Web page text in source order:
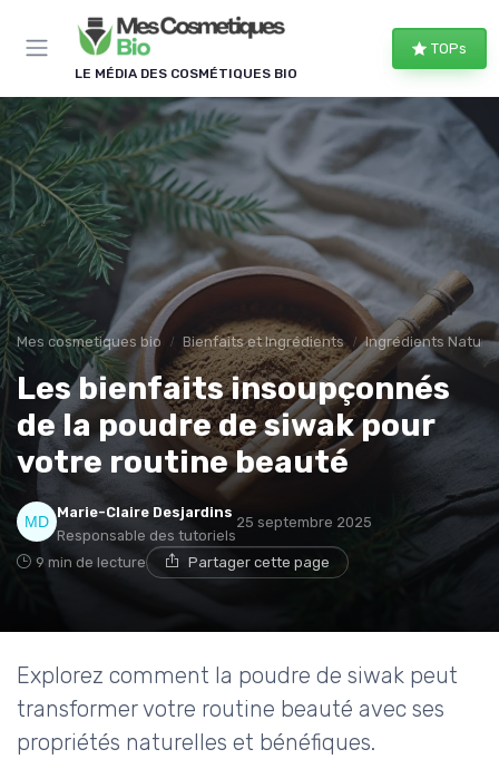
LE MÉDIA DES COSMÉTIQUES BIO
TOPs
Mes cosmetiques bio Bienfaits et Ingrédients Ingrédients
Les bienfaits insoupçonnés
de la poudre de siwak pour
votre routine beauté
Marie-Claire Desjardins
Responsable des tutoriels
25 septembre 2025
9 min de lecture Partager cette page
Explorez comment la poudre de siwak peut
transformer votre routine beauté avec ses
propriétés naturelles et bénéfiques.
Panneau de gestion des cookies